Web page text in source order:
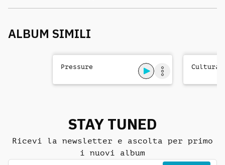
ALBUM SIMILI
Pressure Cultural
STAY TUNED
Ricevi la newsletter e ascolta per primo
i nuovi album